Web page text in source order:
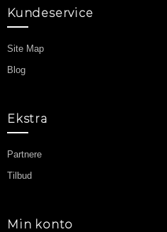
Kundeservice
Site Map
Blog
Ekstra
Partnere
Tilbud
Min konto